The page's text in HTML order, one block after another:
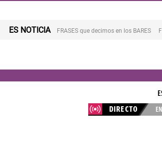
ES NOTICIA FRASES que decimos en los BARES
DIRECTO